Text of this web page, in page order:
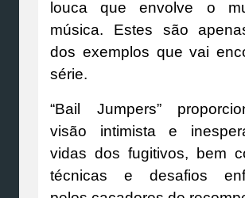
louca que envolve o
música. Estes são
dos exemplos que vai
série.
“Bail Jumpers”
visão intimista e
vidas dos fugitivos, bem
técnicas e desafios